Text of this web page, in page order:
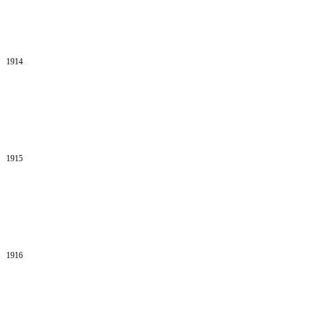
1914
1915
1916